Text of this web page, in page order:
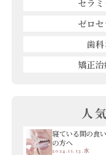
セラ
ゼロ
歯
矯正
人
寝ている間の食
の方へ
2024.11.13.水